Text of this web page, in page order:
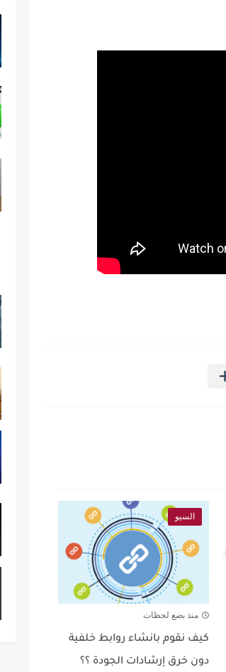
السيو
منذ بضع لحظات
كيف نقوم بانشاء روابط خلفية
دون خرق إرشادات الجودة ؟؟